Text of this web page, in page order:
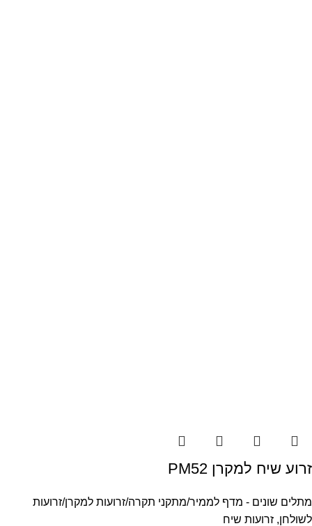
זרוע שיח למקרן PM52
מתלים שונים - מדף לממיר/מתקני תקרה/זרועות למקרן/זרועות
לשולחן, זרועות שיח